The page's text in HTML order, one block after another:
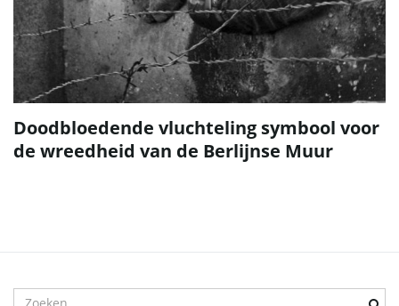
Doodbloedende vluchteling symbool voor
de wreedheid van de Berlijnse Muur